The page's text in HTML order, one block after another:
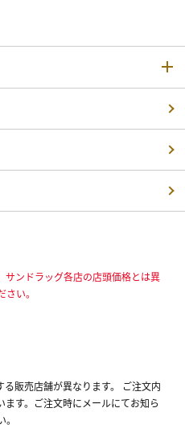
ンドラッグ各店の店頭価格とは異
い。
販売店舗が異なります。 ご注文内
す。ご注文時にメールにてお知ら